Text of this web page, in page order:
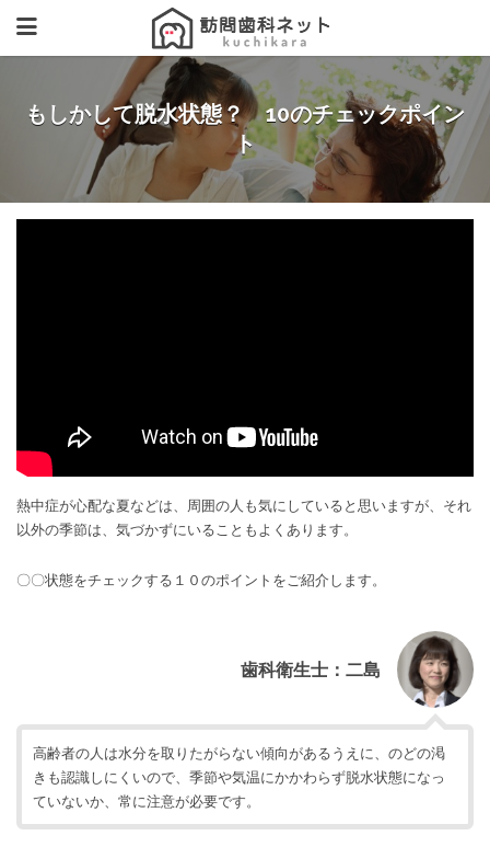
もしかして脱水状態？ 10のチェックポイン
ト
熱中症が心配な夏などは、周囲の人も気にしていると思いますが、それ
以外の季節は、気づかずにいることもよくあります。
〇〇状態をチェックする１０のポイントをご紹介します。
歯科衛生士：二島
高齢者の人は水分を取りたがらない傾向があるうえに、のどの渇
きも認識しにくいので、季節や気温にかかわらず脱水状態になっ
ていないか、常に注意が必要です。